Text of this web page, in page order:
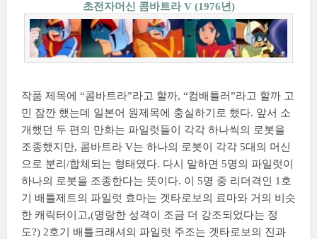
초전자머신 콤바트라 V (1976년)
작품 제목에 “콤바트라”라고 할까, “컴배틀러”라고 할까 고
민 잠깐 했는데 일본어 원제목에 충실하기로 했다. 앞서 소
개했던 두 편의 만화는 파일럿들이 각각 하나씩의 로봇을
조종했지만, 콤바트라 V는 하나의 로봇이 각각 5대의 머신
으로 분리/합체되는 형태였다. 다시 말하면 5명의 파일럿이
하나의 로봇을 조종한다는 뜻이다. 이 5명 중 리더격인 1호
기 배틀제트의 파일럿 효마는 겟타로보의 료마와 거의 비슷
한 캐릭터이고,(명랑한 성격이 조금 더 강조되었다는 정
도?) 2호기 배틀크래셔의 파일럿 주조는 겟타로보의 진과